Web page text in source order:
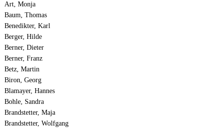
Art, Monja
Baum, Thomas
Benedikter, Karl
Berger, Hilde
Berner, Dieter
Berner, Franz
Betz, Martin
Biron, Georg
Blamayer, Hannes
Bohle, Sandra
Brandstetter, Maja
Brandstetter, Wolfgang